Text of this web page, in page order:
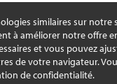
similaires sur notre
à améliorer notre offre
et vous pouvez
de votre navigateur.
de confidentialité.